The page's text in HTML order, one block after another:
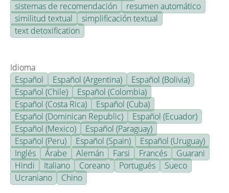
sistemas de recomendación
resumen automático
similitud textual
simplificación textual
text detoxification
Idioma
Español
Español (Argentina)
Español (Bolivia)
Español (Chile)
Español (Colombia)
Español (Costa Rica)
Español (Cuba)
Español (Dominican Republic)
Español (Ecuador)
Español (Mexico)
Español (Paraguay)
Español (Peru)
Español (Spain)
Español (Uruguay)
Inglés
Árabe Alemán Farsi Francés
Guarani
Hindi
Italiano Coreano Portugués
Sueco
Ucraniano
Chino